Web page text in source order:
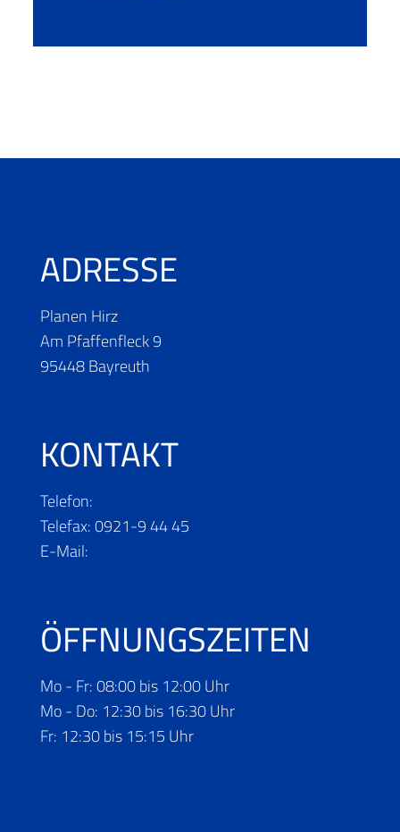
ADRESSE
Planen Hirz
Am Pfaffenfleck 9
95448 Bayreuth
KONTAKT
Telefon:
Telefax: 0921-9 44 45
E-Mail:
ÖFFNUNGS­ZEITEN
Mo - Fr: 08:00 bis 12:00 Uhr
Mo - Do: 12:30 bis 16:30 Uhr
Fr: 12:30 bis 15:15 Uhr